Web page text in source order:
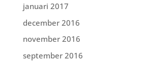
januari 2017
december 2016
november 2016
september 2016